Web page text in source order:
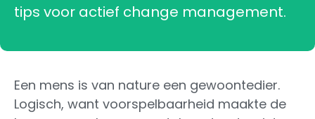
tips voor actief change management.
Een mens is van nature een gewoontedier.
Logisch, want voorspelbaarheid maakte de